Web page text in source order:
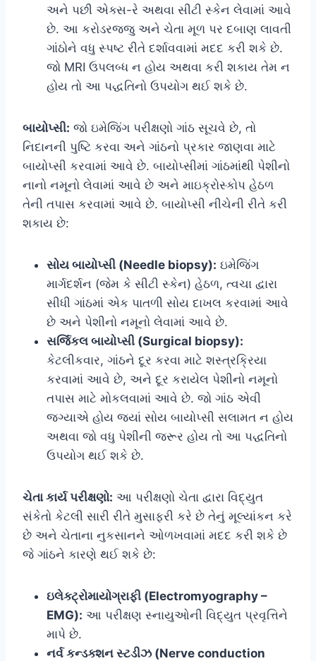
અને પછી એક્સ-રે અથવા સીટી સ્કેન લેવામાં આવે
છે. આ કરોડરજ્જુ અને ચેતા મૂળ પર દબાણ લાવતી
ગાંઠોને વધુ સ્પષ્ટ રીતે દર્શાવવામાં મદદ કરી શકે છે.
જો MRI ઉપલબ્ધ ન હોય અથવા કરી શકાય તેમ ન
હોય તો આ પદ્ધતિનો ઉપયોગ થઈ શકે છે.
બાયોપ્સી: જો ઇમેજિંગ પરીક્ષણો ગાંઠ સૂચવે છે, તો
નિદાનની પુષ્ટિ કરવા અને ગાંઠનો પ્રકાર જાણવા માટે
બાયોપ્સી કરવામાં આવે છે. બાયોપ્સીમાં ગાંઠમાંથી પેશીનો
નાનો નમૂનો લેવામાં આવે છે અને માઇક્રોસ્કોપ હેઠળ
તેની તપાસ કરવામાં આવે છે. બાયોપ્સી નીચેની રીતે કરી
શકાય છે:
સોય બાયોપ્સી (Needle biopsy): ઇમેજિંગ
માર્ગદર્શન (જેમ કે સીટી સ્કેન) હેઠળ, ત્વચા દ્વારા
સીધી ગાંઠમાં એક પાતળી સોય દાખલ કરવામાં આવે
છે અને પેશીનો નમૂનો લેવામાં આવે છે.
સર્જિકલ બાયોપ્સી (Surgical biopsy):
કેટલીકવાર, ગાંઠને દૂર કરવા માટે શસ્ત્રક્રિયા
કરવામાં આવે છે, અને દૂર કરાયેલ પેશીનો નમૂનો
તપાસ માટે મોકલવામાં આવે છે. જો ગાંઠ એવી
જગ્યાએ હોય જ્યાં સોય બાયોપ્સી સલામત ન હોય
અથવા જો વધુ પેશીની જરૂર હોય તો આ પદ્ધતિનો
ઉપયોગ થઈ શકે છે.
ચેતા કાર્ય પરીક્ષણો: આ પરીક્ષણો ચેતા દ્વારા વિદ્યુત
સંકેતો કેટલી સારી રીતે મુસાફરી કરે છે તેનું મૂલ્યાંકન કરે
છે અને ચેતાના નુકસાનને ઓળખવામાં મદદ કરી શકે છે
જે ગાંઠને કારણે થઈ શકે છે:
ઇલેક્ટ્રોમાયોગ્રાફી (Electromyography –
EMG): આ પરીક્ષણ સ્નાયુઓની વિદ્યુત પ્રવૃત્તિને
માપે છે.
નર્વ કન્ડક્શન સ્ટડીઝ (Nerve conduction